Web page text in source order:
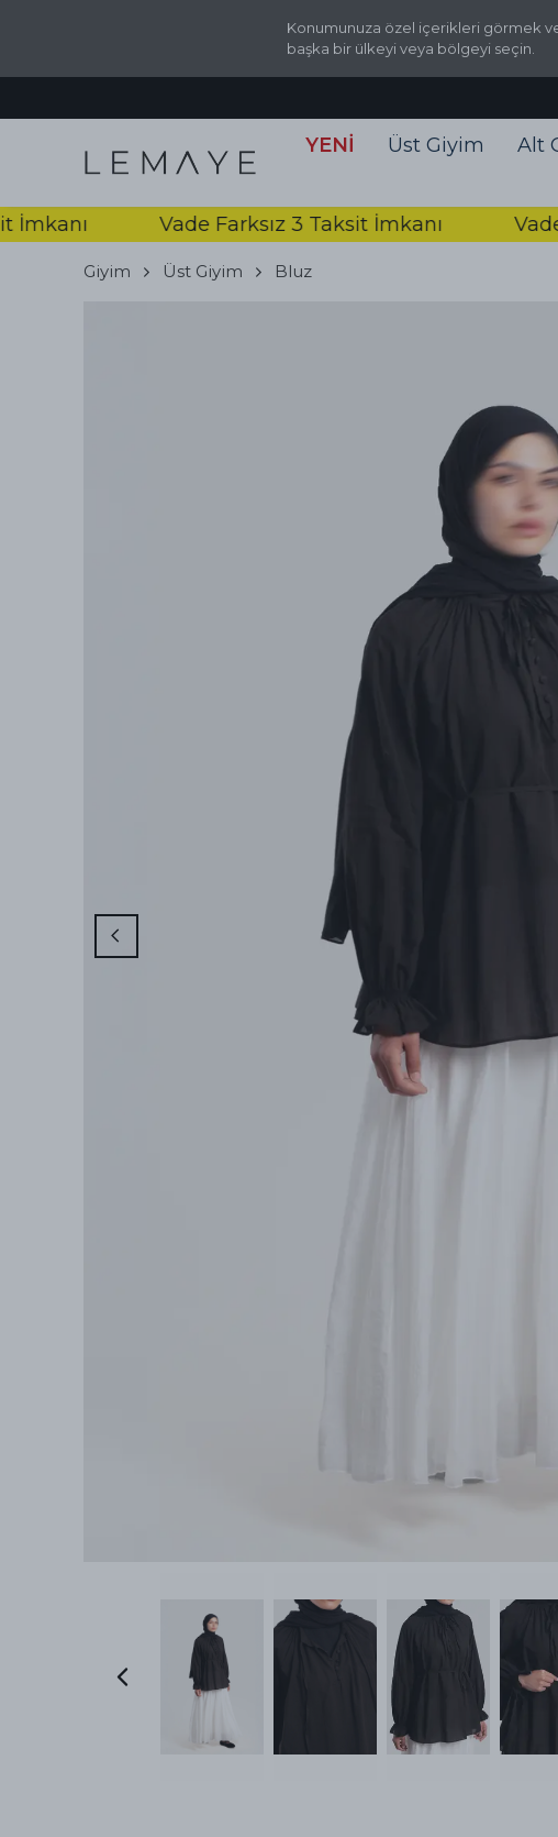
Konumunuza özel içerikleri görmek
başka bir ülkeyi veya bölgeyi seçin.
YENİ Üst Giyim Alt
Vade Farksız 3 Taksit İmkanı Vade
Giyim Üst Giyim Bluz